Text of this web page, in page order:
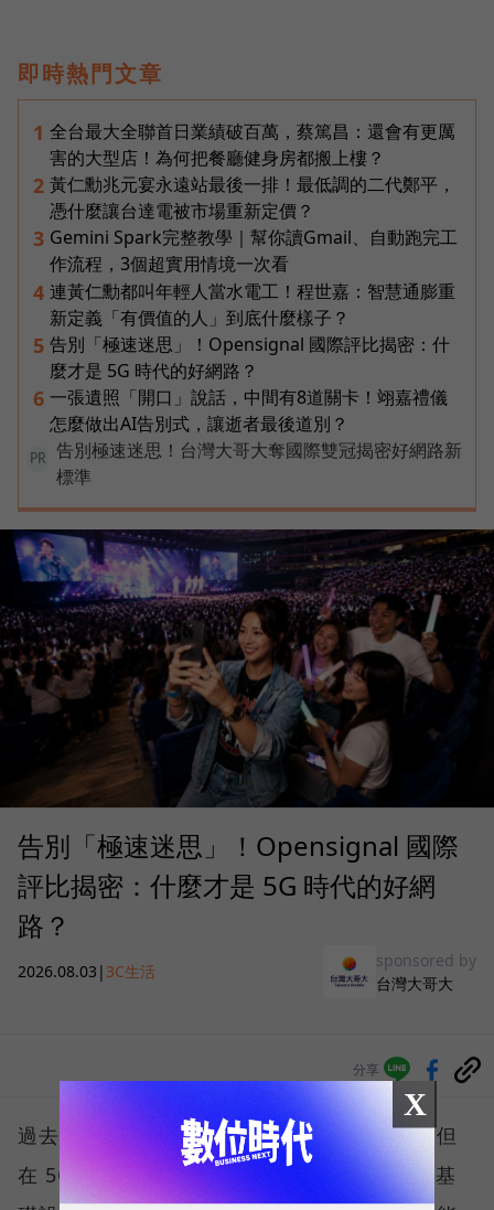
即時熱門文章
1 全台最大全聯首日業績破百萬，蔡篤昌：還會有更厲
害的大型店！為何把餐廳健身房都搬上樓？
2 黃仁勳兆元宴永遠站最後一排！最低調的二代鄭平，
憑什麼讓台達電被市場重新定價？
3 Gemini Spark完整教學｜幫你讀Gmail、自動跑完工
作流程，3個超實用情境一次看
4 連黃仁勳都叫年輕人當水電工！程世嘉：智慧通膨重
新定義「有價值的人」到底什麼樣子？
5 告別「極速迷思」！Opensignal 國際評比揭密：什
麼才是 5G 時代的好網路？
6 一張遺照「開口」說話，中間有8道關卡！翊嘉禮儀
怎麼做出AI告別式，讓逝者最後道別？
PR
告別極速迷思！台灣大哥大奪國際雙冠揭密好網路新
標準
告別「極速迷思」！Opensignal 國際
評比揭密：什麼才是 5G 時代的好網
路？
2026.08.03 | 3C生活
sponsored by
台灣大哥大
分享
過去，下載速度是評價電信服務的重要指標，但
在 5G 成為工作、娛樂、生活不可或缺的數位基
X